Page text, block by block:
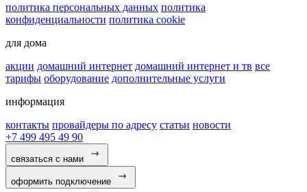
политика персональных данных политика
конфиденциальности политика cookie
для дома
акции домашний интернет домашний интернет и тв все
тарифы оборудование дополнительные услуги
информация
контакты провайдеры по адресу статьи новости
+7 499 495 49 90
связаться с нами
оформить подключение